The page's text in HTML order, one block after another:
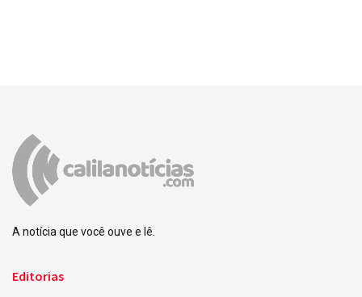
A notícia que você ouve e lê.
Editorias